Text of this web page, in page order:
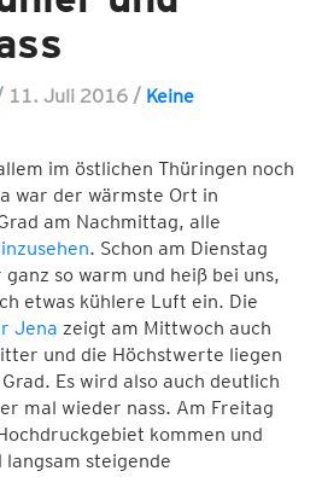
11. Juli 2016 / Keine
im östlichen Thüringen noch
war der wärmste Ort in
am Nachmittag, alle
. Schon am Dienstag
so warm und heiß bei uns,
etwas kühlere Luft ein. Die
Jena zeigt am Mittwoch auch
und die Höchstwerte liegen
Es wird also auch deutlich
mal wieder nass. Am Freitag
kommen und
steigende